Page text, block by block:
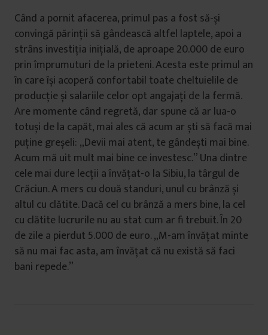
Când a pornit afacerea, primul pas a fost să-și
convingă părinții să gândească altfel laptele, apoi a
strâns investiția inițială, de aproape 20.000 de euro
prin împrumuturi de la prieteni. Acesta este primul an
în care își acoperă confortabil toate cheltuielile de
producție și salariile celor opt angajați de la fermă.
Are momente când regretă, dar spune că ar lua-o
totuși de la capăt, mai ales că acum ar ști să facă mai
puține greșeli: „Devii mai atent, te gândești mai bine.
Acum mă uit mult mai bine ce investesc.” Una dintre
cele mai dure lecții a învățat-o la Sibiu, la târgul de
Crăciun. A mers cu două standuri, unul cu brânză și
altul cu clătite. Dacă cel cu brânză a mers bine, la cel
cu clătite lucrurile nu au stat cum ar fi trebuit. În 20
de zile a pierdut 5.000 de euro. „M-am învățat minte
să nu mai fac asta, am învățat că nu există să faci
bani repede.”